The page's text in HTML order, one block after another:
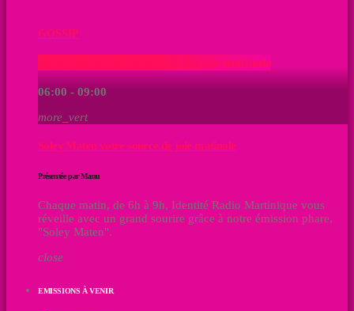
GOSSIP
Soley Maten votre source de joie matinale
06:00 - 09:00
more_vert
Soley Maten votre source de joie matinale
Présentée par Manu
Chaque matin, de 6h à 9h, Identité Radio Martinique vous
réveille avec un grand sourire grâce à notre émission phare,
"Soley Maten".
close
EMISSIONS À VENIR